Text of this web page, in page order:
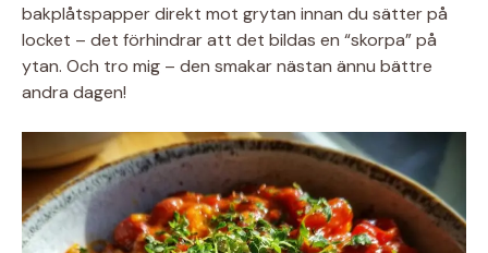
bakplåtspapper direkt mot grytan innan du sätter på
locket – det förhindrar att det bildas en “skorpa” på
ytan. Och tro mig – den smakar nästan ännu bättre
andra dagen!